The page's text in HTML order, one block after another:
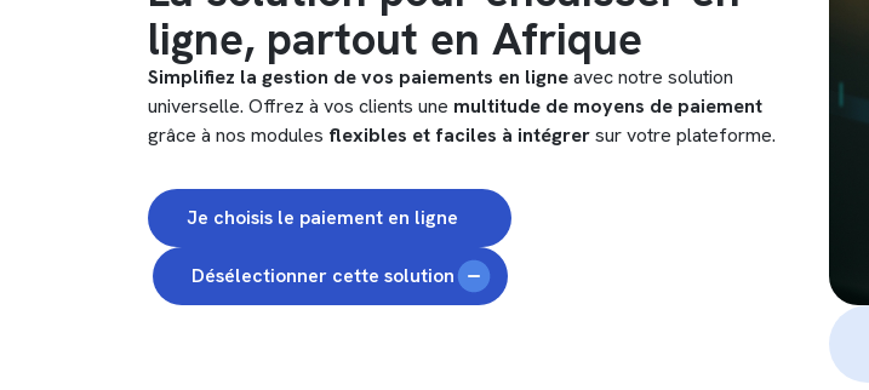
ligne, partout en Afrique
Simplifiez la gestion de vos paiements en ligneavec notre solution
universelle. Offrez à vos clients une multitude de moyens de paiement
grâce à nos modules flexibles et faciles à intégrersur votre plateforme.
Je choisis le paiement en ligne
Désélectionner cette solution